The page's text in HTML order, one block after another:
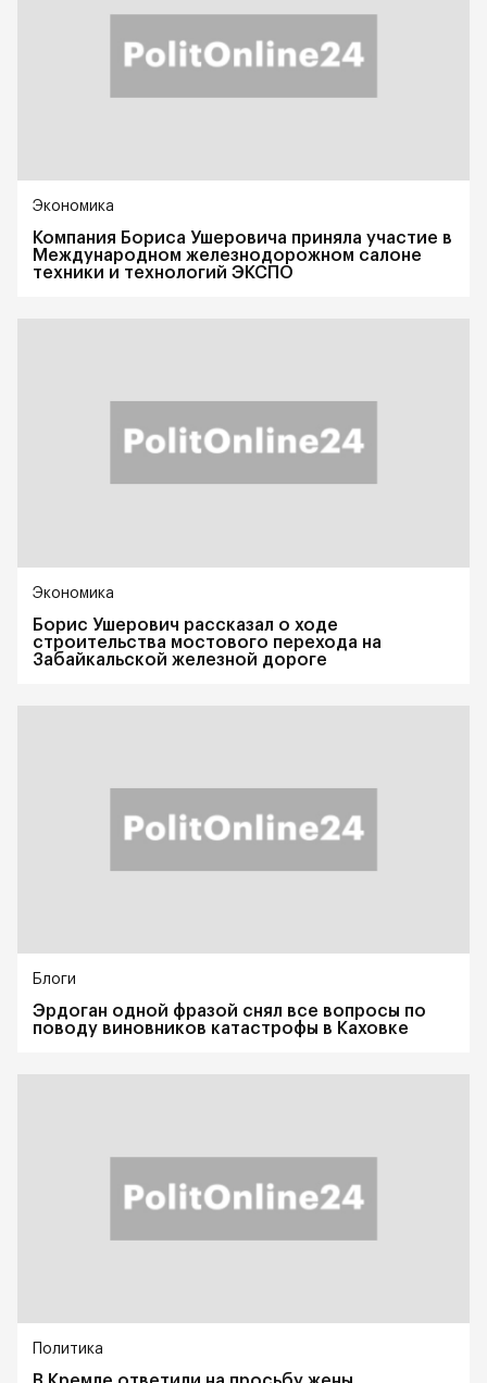
Экономика
Компания Бориса Ушеровича приняла участие в
Международном железнодорожном салоне
техники и технологий ЭКСПО
Экономика
Борис Ушерович рассказал о ходе
строительства мостового перехода на
Забайкальской железной дороге
Блоги
Эрдоган одной фразой снял все вопросы по
поводу виновников катастрофы в Каховке
Политика